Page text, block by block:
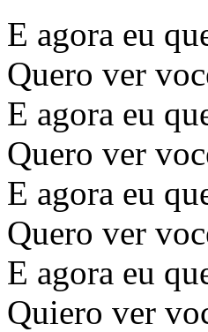
E agora eu
Quero ver
E agora eu
Quero ver
E agora eu
Quero ver
E agora eu
Quiero ver